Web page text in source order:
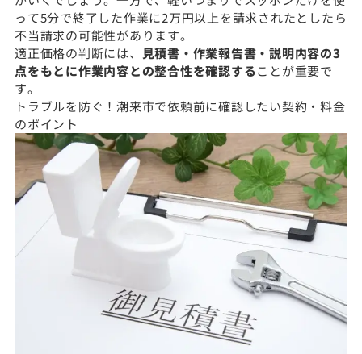
って5分で終了した作業に2万円以上を請求されたとしたら
不当請求の可能性があります。
適正価格の判断には、 見積書・作業報告書・説明内容の3
点をもとに作業内容との整合性を確認することが重要で
す。
トラブルを防ぐ！潮来市で依頼前に確認したい契約・料金
のポイント